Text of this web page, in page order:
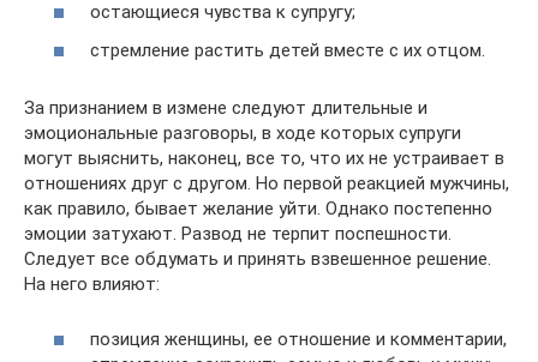
остающиеся чувства к супругу;
стремление растить детей вместе с их отцом.
За признанием в измене следуют длительные и
эмоциональные разговоры, в ходе которых супруги
могут выяснить, наконец, все то, что их не устраивает в
отношениях друг с другом. Но первой реакцией мужчины,
как правило, бывает желание уйти. Однако постепенно
эмоции затухают. Развод не терпит поспешности.
Следует все обдумать и принять взвешенное решение.
На него влияют:
позиция женщины, ее отношение и комментарии,